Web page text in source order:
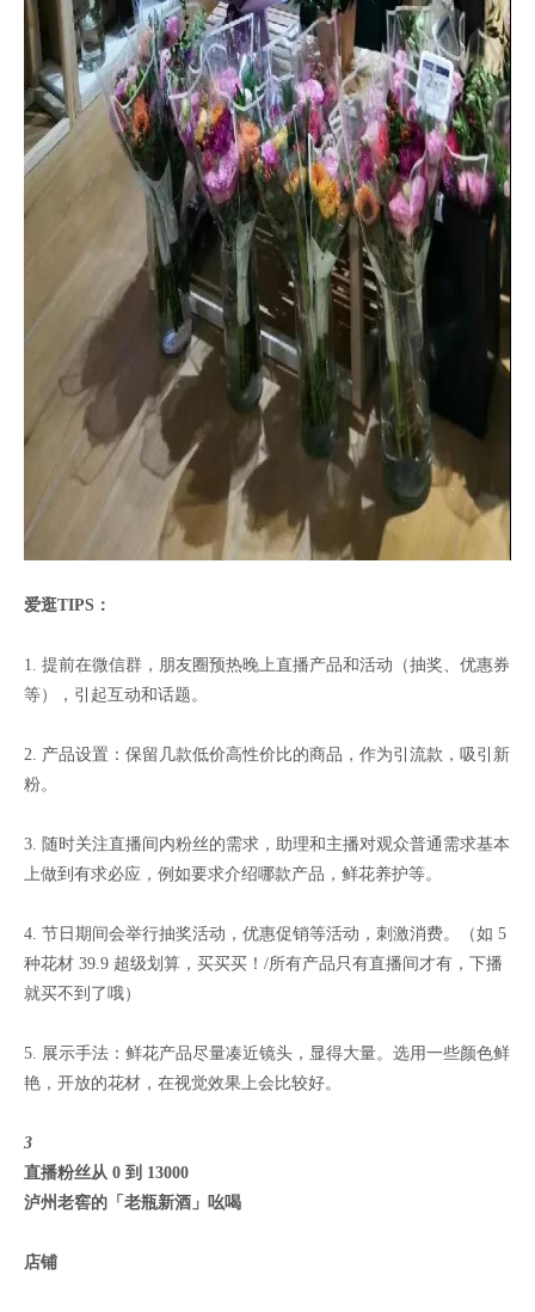
爱逛TIPS：
1. 提前在微信群，朋友圈预热晚上直播产品和活动（抽奖、优惠券
等），引起互动和话题。
2. 产品设置：保留几款低价高性价比的商品，作为引流款，吸引新
粉。
3. 随时关注直播间内粉丝的需求，助理和主播对观众普通需求基本
上做到有求必应，例如要求介绍哪款产品，鲜花养护等。
4. 节日期间会举行抽奖活动，优惠促销等活动，刺激消费。（如 5
种花材 39.9 超级划算，买买买！/所有产品只有直播间才有，下播
就买不到了哦）
5. 展示手法：鲜花产品尽量凑近镜头，显得大量。选用一些颜色鲜
艳，开放的花材，在视觉效果上会比较好。
3
直播粉丝从 0 到 13000
泸州老窖的「老瓶新酒」吆喝
店铺